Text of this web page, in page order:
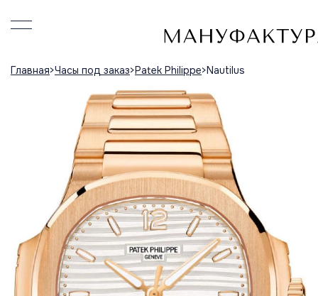
Главная Часы под заказ Patek Philippe Nautilus